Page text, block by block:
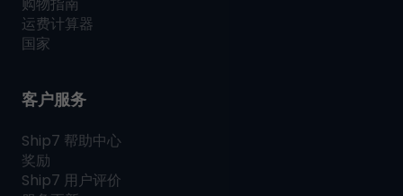
运费计算器
国家
客户服务
Ship7 帮助中心
奖励
Ship7 用户评价